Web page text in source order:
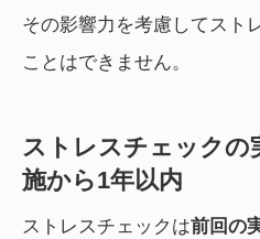
その影響力を考慮してスト
ことはできません。
ストレスチェックの
施から1年以内
ストレスチェックは前回の